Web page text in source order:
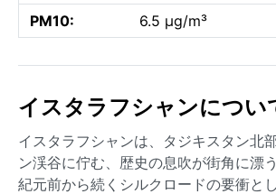
PM10:
6.5 µg/m³
イスタラフシャンについ
イスタラフシャンは、タジキスタン北
ン渓谷に佇む、歴史の息吹が街角に漂
紀元前から続くシルクロードの要衝と